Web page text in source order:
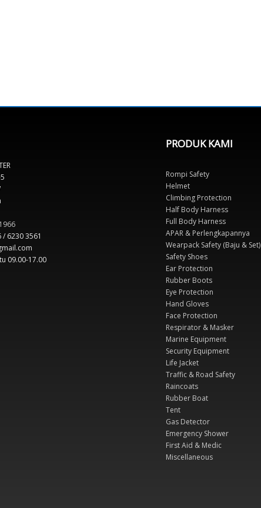
/ 6230 3561
09.00-17.00
PRODUK KAMI
Rompi Safety
Helmet
Climbing Protection
Half Body Harness
Full Body Harness
APAR & Perlengkapannya
Wearpack Safety (Baju & Set)
Safety Shoes
Ear Protection
Rubber Boots
Eye Protection
Hand Gloves
Face Protection
Respirator & Masker
Marine Equipment
Security Equipment
Life Jacket
Traffic & Road Safety
Raincoats
Rubber Boat
Tent
Gas Detector
Emergency Shower
First Aid & Medic
Miscellaneous